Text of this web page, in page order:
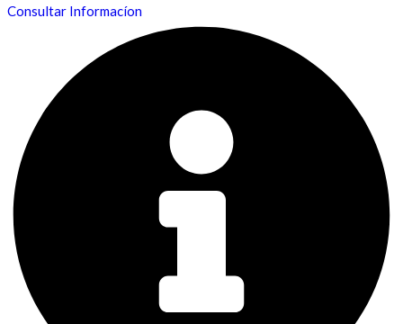
Consultar Informacíon